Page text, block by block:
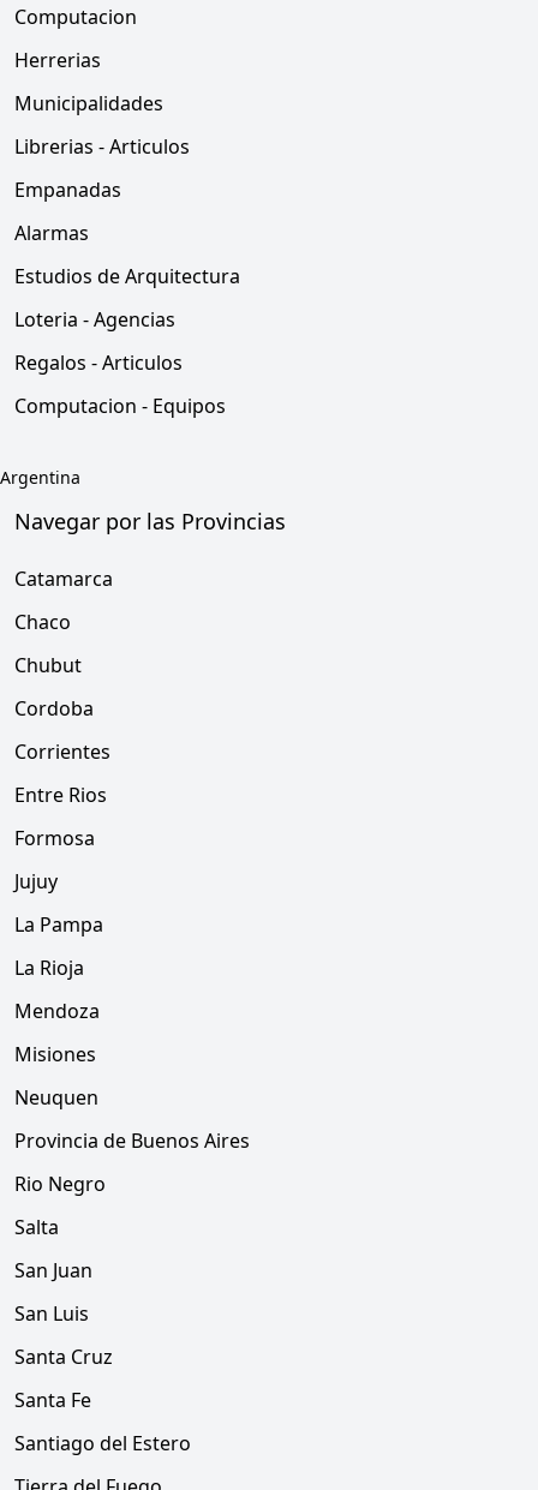
Computacion
Herrerias
Municipalidades
Librerias - Articulos
Empanadas
Alarmas
Estudios de Arquitectura
Loteria - Agencias
Regalos - Articulos
Computacion - Equipos
Argentina
Navegar por las Provincias
Catamarca
Chaco
Chubut
Cordoba
Corrientes
Entre Rios
Formosa
Jujuy
La Pampa
La Rioja
Mendoza
Misiones
Neuquen
Provincia de Buenos Aires
Rio Negro
Salta
San Juan
San Luis
Santa Cruz
Santa Fe
Santiago del Estero